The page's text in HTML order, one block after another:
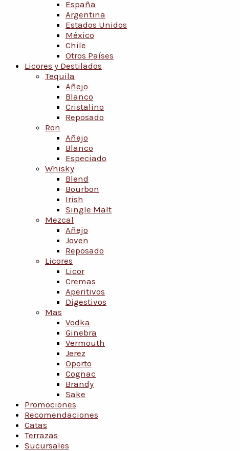
España
Argentina
Estados Unidos
México
Chile
Otros Países
Licores y Destilados
Tequila
Añejo
Blanco
Cristalino
Reposado
Ron
Añejo
Blanco
Especiado
Whisky
Blend
Bourbon
Irish
Single Malt
Mezcal
Añejo
Joven
Reposado
Licores
Licor
Cremas
Aperitivos
Digestivos
Mas
Vodka
Ginebra
Vermouth
Jerez
Oporto
Cognac
Brandy
Sake
Promociones
Recomendaciones
Catas
Terrazas
Sucursales